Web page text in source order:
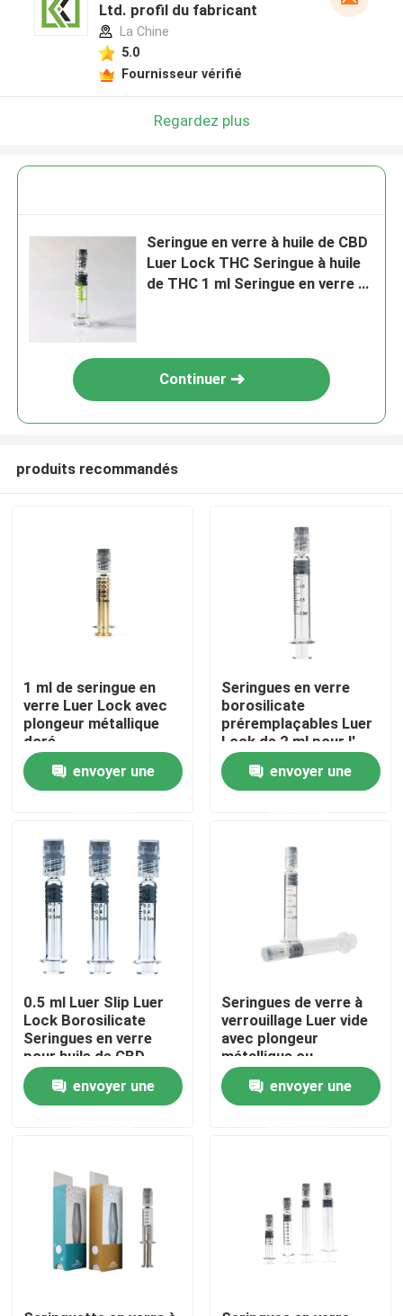
Maison
Produits
Vidéos
À propos de nous
Visite d'usine
Contrôle de qualité
Nouvelles
Cas
Ltd. profil du fabricant
La Chine
5.0
Fournisseur vérifié
Regardez plus
Seringue en verre à huile de CBD
Luer Lock THC Seringue à huile
de THC 1 ml Seringue en verre à
Continuer
produits recommandés
1 ml de seringue en
verre Luer Lock avec
plongeur métallique
doré
envoyer une
Seringues en verre
borosilicate
préremplaçables Luer
Lock de 2 ml pour l'
huile essentielle
envoyer une
0.5 ml Luer Slip Luer
Lock Borosilicate
Seringues en verre
pour huile de CBD
envoyer une
Seringues de verre à
verrouillage Luer vide
avec plongeur
métallique ou
plastique pour huile
cosmétiqueenvoyer une